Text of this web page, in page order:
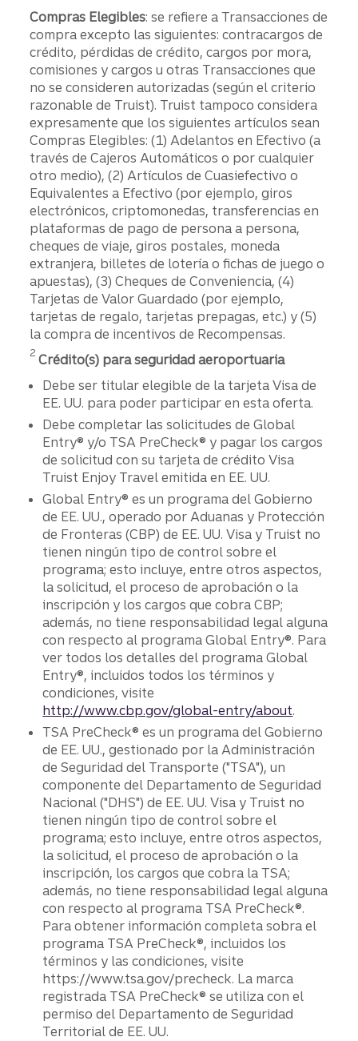
Compras Elegibles: se refiere a Transacciones de
compra excepto las siguientes: contracargos de
crédito, pérdidas de crédito, cargos por mora,
comisiones y cargos u otras Transacciones que
no se consideren autorizadas (según el criterio
razonable de Truist). Truist tampoco considera
expresamente que los siguientes artículos sean
Compras Elegibles: (1) Adelantos en Efectivo (a
través de Cajeros Automáticos o por cualquier
otro medio), (2) Artículos de Cuasiefectivo o
Equivalentes a Efectivo (por ejemplo, giros
electrónicos, criptomonedas, transferencias en
plataformas de pago de persona a persona,
cheques de viaje, giros postales, moneda
extranjera, billetes de lotería o fichas de juego o
apuestas), (3) Cheques de Conveniencia, (4)
Tarjetas de Valor Guardado (por ejemplo,
tarjetas de regalo, tarjetas prepagas, etc.) y (5)
la compra de incentivos de Recompensas.
Divulgación
2 Crédito(s) para seguridad aeroportuaria
Debe ser titular elegible de la tarjeta Visa de
EE. UU. para poder participar en esta oferta.
Debe completar las solicitudes de Global
Entry® y/o TSA PreCheck® y pagar los cargos
de solicitud con su tarjeta de crédito Visa
Truist Enjoy Travel emitida en EE. UU.
Global Entry® es un programa del Gobierno
de EE. UU., operado por Aduanas y Protección
de Fronteras (CBP) de EE. UU. Visa y Truist no
tienen ningún tipo de control sobre el
programa; esto incluye, entre otros aspectos,
la solicitud, el proceso de aprobación o la
inscripción y los cargos que cobra CBP;
además, no tiene responsabilidad legal alguna
con respecto al programa Global Entry®. Para
ver todos los detalles del programa Global
Entry®, incluidos todos los términos y
condiciones, visite
http://www.cbp.gov/global-entry/about.
TSA PreCheck® es un programa del Gobierno
de EE. UU., gestionado por la Administración
de Seguridad del Transporte ("TSA"), un
componente del Departamento de Seguridad
Nacional ("DHS") de EE. UU. Visa y Truist no
tienen ningún tipo de control sobre el
programa; esto incluye, entre otros aspectos,
la solicitud, el proceso de aprobación o la
inscripción, los cargos que cobra la TSA;
además, no tiene responsabilidad legal alguna
con respecto al programa TSA PreCheck®.
Para obtener información completa sobra el
programa TSA PreCheck®, incluidos los
términos y las condiciones, visite
https://www.tsa.gov/precheck. La marca
registrada TSA PreCheck® se utiliza con el
permiso del Departamento de Seguridad
Territorial de EE. UU.